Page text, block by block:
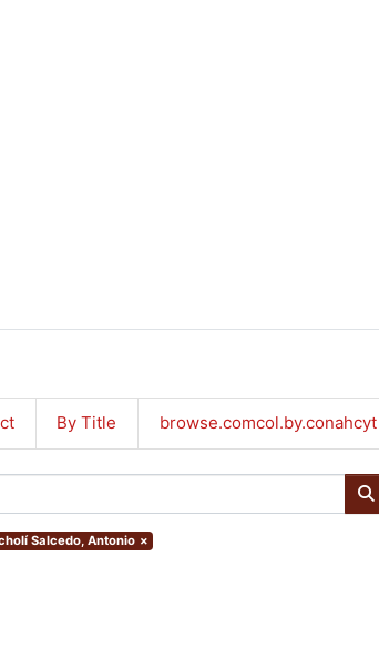
By Title browse.comcol.by.conahcyt
Salcedo, Antonio ×